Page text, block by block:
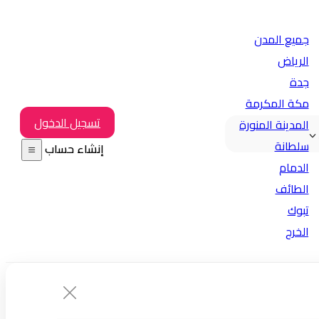
جميع المدن
الرياض
جدة
مكة المكرمة
المدينة المنورة
سلطانة
الدمام
الطائف
تبوك
الخرج
تسجيل الدخول
إنشاء حساب